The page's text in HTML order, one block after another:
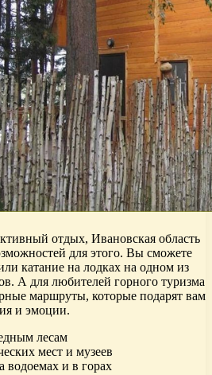
отдых, Ивановская область
для этого. Вы сможете
катание на лодках на одном из
А для любителей горного туризма
маршруты, которые подарят вам
и эмоции.
лесам
мест и музеев
и в горах